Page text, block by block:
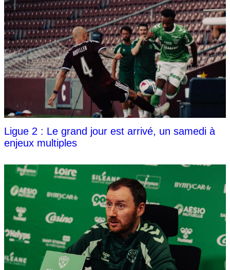
Ligue 2 : Le grand jour est arrivé, un samedi à
enjeux multiples